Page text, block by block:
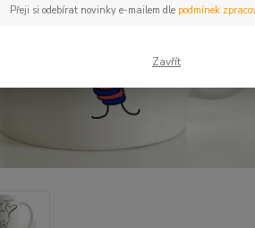
Přeji si odebírat novinky e-mailem dle podmínek
Zavřít